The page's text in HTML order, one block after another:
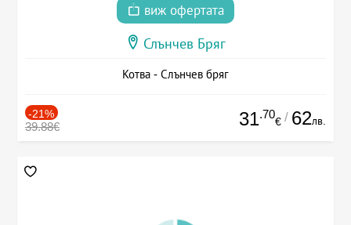
виж офертата
Слънчев Бряг
Котва - Слънчев бряг
-21%
39.88€ 31.70
€ / 62лв.